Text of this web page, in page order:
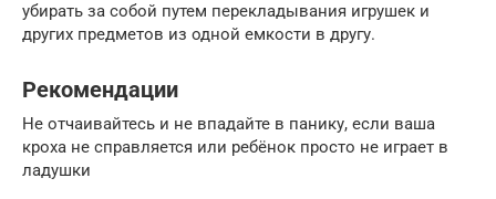
убирать за собой путем перекладывания игрушек и
других предметов из одной емкости в другу.
Рекомендации
Не отчаивайтесь и не впадайте в панику, если ваша
кроха не справляется или ребёнок просто не играет в
ладушки